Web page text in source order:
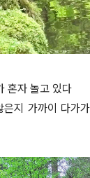
혼자 놀고 있다
은지 가까이 다가